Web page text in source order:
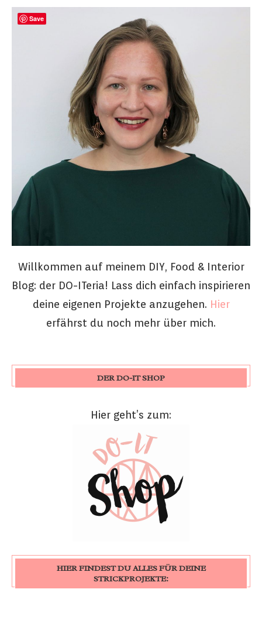
Willkommen auf meinem DIY, Food & Interior
Blog: der DO-ITeria! Lass dich einfach inspirieren
deine eigenen Projekte anzugehen. Hier
erfährst du noch mehr über mich.
DER DO-IT SHOP
Hier geht’s zum:
HIER FINDEST DU ALLES FÜR DEINE
STRICKPROJEKTE:
Save